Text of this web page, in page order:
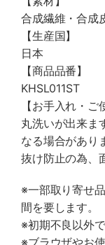
合成繊維・合成
【生産国】
日本
【商品品番】
KHSL011ST
【お手入れ・ご
丸洗いが出来ま
なる場合があり
抜け防止の為、
※一部取り寄せ
間を要します。
※初期不良以外
※ブラウザやお